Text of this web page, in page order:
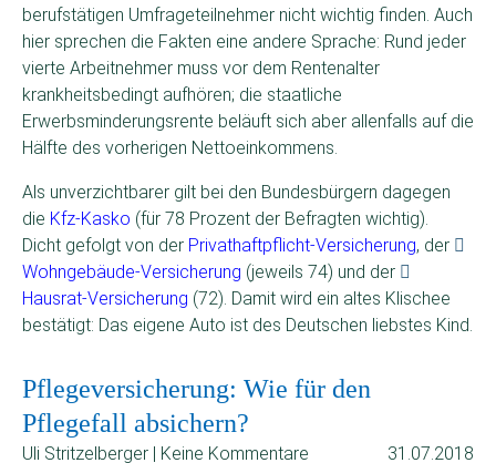
berufstätigen Umfrageteilnehmer nicht wichtig finden. Auch
hier sprechen die Fakten eine andere Sprache: Rund jeder
vierte Arbeitnehmer muss vor dem Rentenalter
krankheitsbedingt aufhören; die staatliche
Erwerbsminderungsrente beläuft sich aber allenfalls auf die
Hälfte des vorherigen Nettoeinkommens.
Als unverzichtbarer gilt bei den Bundesbürgern dagegen
die Kfz-Kasko (für 78 Prozent der Befragten wichtig).
Dicht gefolgt von der Privathaftpflicht-Versicherung, der
Wohngebäude-Versicherung (jeweils 74) und der
Hausrat-Versicherung (72). Damit wird ein altes Klischee
bestätigt: Das eigene Auto ist des Deutschen liebstes Kind.
Pflegeversicherung: Wie für den
Pflegefall absichern?
Uli Stritzelberger | Keine Kommentare 31.07.2018